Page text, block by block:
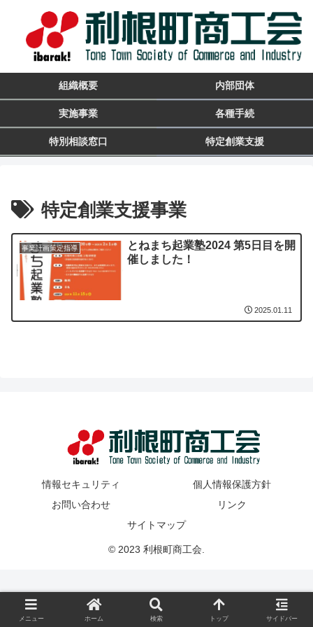
組織概要 内部団体
実施事業 各種手続
特別相談窓口 特定創業支援
特定創業支援事業
事業計画策定指導
とねまち起業塾2024 第5日目を開
催しました！
2025.01.11
情報セキュリティ
個人情報保護方針
お問い合わせ
リンク
サイトマップ
© 2023 利根町商工会.
メニュー ホーム 検索 トップ サイドバー